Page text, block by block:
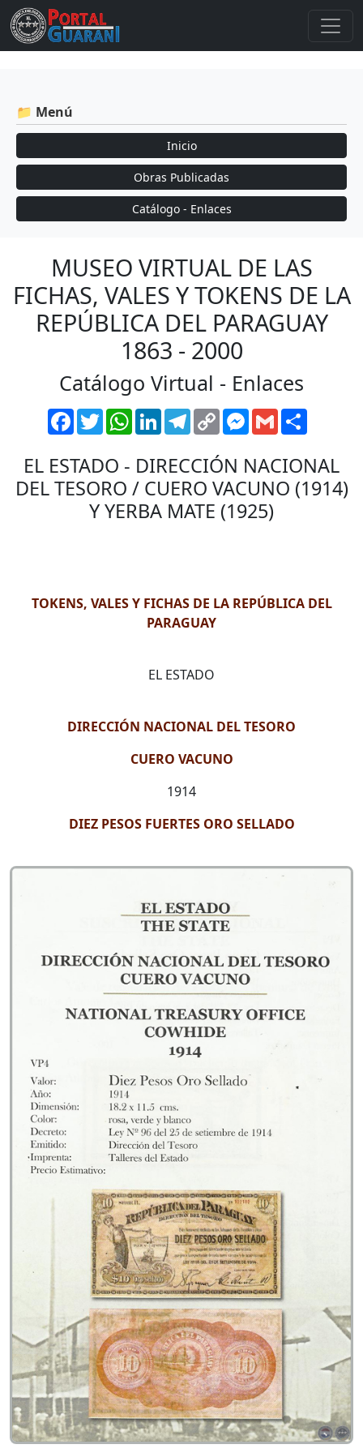
📁 Menú
Inicio
Obras Publicadas
Catálogo - Enlaces
MUSEO VIRTUAL DE LAS
FICHAS, VALES Y TOKENS DE LA
REPÚBLICA DEL PARAGUAY
1863 - 2000
Catálogo Virtual - Enlaces
Facebook
TwitterWhatsApp
LinkedInTelegram
Copy
Link
Messenger
Gmail
EL ESTADO - DIRECCIÓN NACIONAL
DEL TESORO / CUERO VACUNO (1914)
Y YERBA MATE (1925)
TOKENS, VALES Y FICHAS DE LA REPÚBLICA DEL
PARAGUAY
EL ESTADO
DIRECCIÓN NACIONAL DEL TESORO
CUERO VACUNO
1914
DIEZ PESOS FUERTES ORO SELLADO